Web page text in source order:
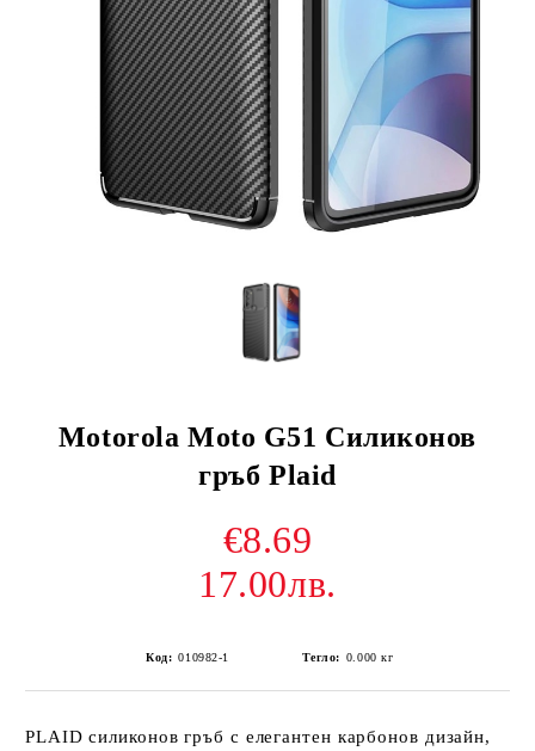
Motorola Moto G51 Силиконов
гръб Plaid
€8.69
17.00лв.
Код: 010982-1 Тегло: 0.000 кг
PLAID силиконов гръб с елегантен карбонов дизайн,